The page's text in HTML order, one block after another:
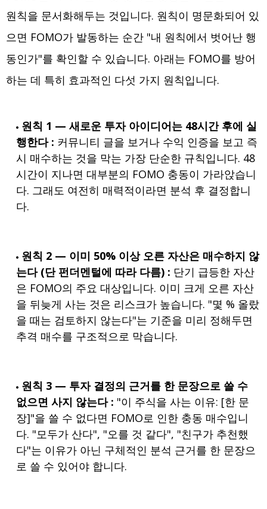
원칙을 문서화해두는 것입니다. 원칙이 명문화되어 있
으면 FOMO가 발동하는 순간 "내 원칙에서 벗어난 행
동인가"를 확인할 수 있습니다. 아래는 FOMO를 방어
하는 데 특히 효과적인 다섯 가지 원칙입니다.
원칙 1 — 새로운 투자 아이디어는 48시간 후에 실
행한다 : 커뮤니티 글을 보거나 수익 인증을 보고 즉
시 매수하는 것을 막는 가장 단순한 규칙입니다. 48
시간이 지나면 대부분의 FOMO 충동이 가라앉습니
다. 그래도 여전히 매력적이라면 분석 후 결정합니
다.
원칙 2 — 이미 50% 이상 오른 자산은 매수하지 않
는다 (단 펀더멘털에 따라 다름) : 단기 급등한 자산
은 FOMO의 주요 대상입니다. 이미 크게 오른 자산
을 뒤늦게 사는 것은 리스크가 높습니다. "몇 % 올랐
을 때는 검토하지 않는다"는 기준을 미리 정해두면
추격 매수를 구조적으로 막습니다.
원칙 3 — 투자 결정의 근거를 한 문장으로 쓸 수
없으면 사지 않는다 : "이 주식을 사는 이유: [한 문
장]"을 쓸 수 없다면 FOMO로 인한 충동 매수입니
다. "모두가 산다", "오를 것 같다", "친구가 추천했
다"는 이유가 아닌 구체적인 분석 근거를 한 문장으
로 쓸 수 있어야 합니다.